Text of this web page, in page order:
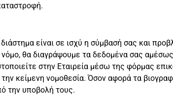
είναι σε ισχύ η σύμβασή σας και
θα διαγράψουμε τα δεδομένα σας αμέσως
στην Εταιρεία μέσω της φόρμας
κείμενη νομοθεσία. Όσον αφορά τα
την υποβολή τους.